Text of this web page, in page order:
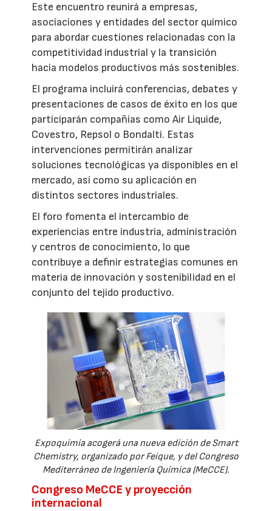
Este encuentro reunirá a empresas,
asociaciones y entidades del sector químico
para abordar cuestiones relacionadas con la
competitividad industrial y la transición
hacia modelos productivos más sostenibles.
El programa incluirá conferencias, debates y
presentaciones de casos de éxito en los que
participarán compañías como Air Liquide,
Covestro, Repsol o Bondalti. Estas
intervenciones permitirán analizar
soluciones tecnológicas ya disponibles en el
mercado, así como su aplicación en
distintos sectores industriales.
El foro fomenta el intercambio de
experiencias entre industria, administración
y centros de conocimiento, lo que
contribuye a definir estrategias comunes en
materia de innovación y sostenibilidad en el
conjunto del tejido productivo.
Expoquimia acogerá una nueva edición de Smart
Chemistry, organizado por Feique, y del Congreso
Mediterráneo de Ingeniería Química (MeCCE).
Congreso MeCCE y proyección
internacional